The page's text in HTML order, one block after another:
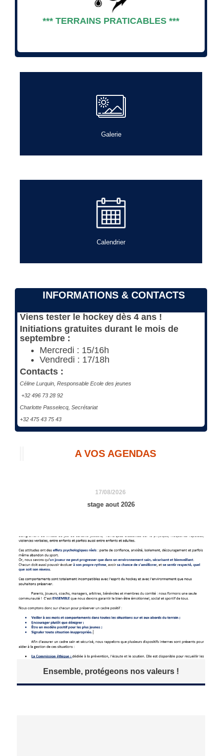
*** TERRAINS PRATICABLES ***
Galerie
Calendrier
INFORMATIONS & CONTACTS
Viens tester le hockey dès 4 ans !
Initiations gratuites durant le mois de
septembre :
Mercredi : 15/16h
Vendredi : 17/18h
Contacts :
Céline Lurquin, Responsable Ecole des jeunes
+32 496 73 28 92
Charlotte Passelecq, Secrétariat
+32 475 43 75 43
A VOS AGENDAS
17/08/2026
stage aout 2026
Ensemble, protégeons nos valeurs !